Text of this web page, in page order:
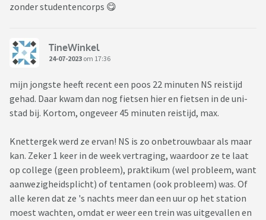
zonder studentencorps 😋
TineWinkel
24-07-2023 om 17:36
mijn jongste heeft recent een poos 22 minuten NS reistijd
gehad. Daar kwam dan nog fietsen hier en fietsen in de uni-
stad bij. Kortom, ongeveer 45 minuten reistijd, max.
Knettergek werd ze ervan! NS is zo onbetrouwbaar als maar
kan. Zeker 1 keer in de week vertraging, waardoor ze te laat
op college (geen probleem), praktikum (wel probleem, want
aanwezigheidsplicht) of tentamen (ook probleem) was. Of
alle keren dat ze 's nachts meer dan een uur op het station
moest wachten, omdat er weer een trein was uitgevallen en